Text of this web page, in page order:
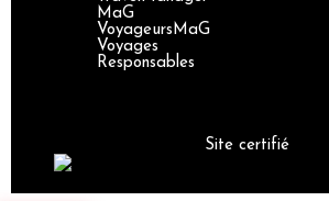
MaG
VoyageursMaG
Voyages
Responsables
Site certifié